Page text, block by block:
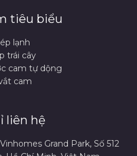
tiêu biểu
lạnh
trái cây
cam tự dộng
cam
liên hệ
Grand Park, Số 512